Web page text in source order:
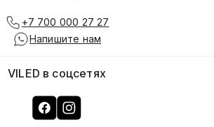
VILED в соцсетях
+7 700 000 27 27
Напишите нам